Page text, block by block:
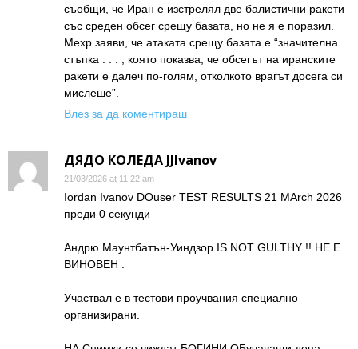
съобщи, че Иран е изстрелял две балистични ракети
със среден обсег срещу базата, но не я е поразил.
Мехр заяви, че атаката срещу базата е “значителна
стъпка . . . , която показва, че обсегът на иранските
ракети е далеч по-голям, отколкото врагът досега си
мислеше”.
Влез за да коментираш
ДЯДО КОЛЕДА JJIvanov
21/03/2026 at 11:22 am
Iordan Ivanov DOuser TEST RESULTS 21 MArch 2026
преди 0 секунди
Андрю Маунтбатън-Уиндзор IS NOT GULTHY !! НЕ Е
ВИНОВЕН .
Участвал е в тестови проучвания специално
организирани.